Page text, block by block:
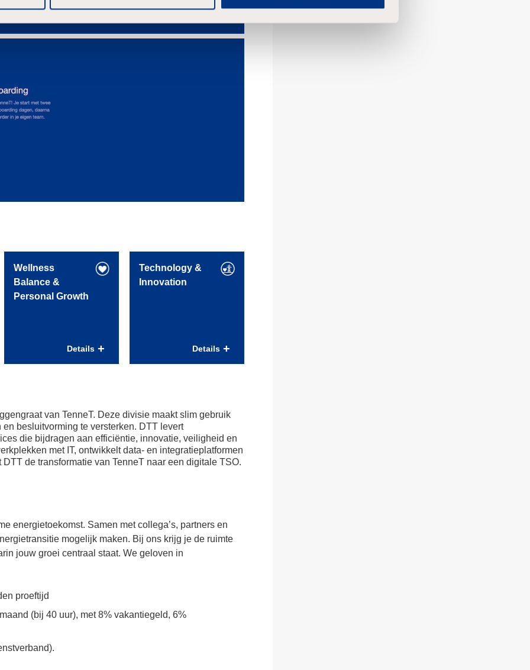
Wellness
Balance &
Personal Growth
fysiek en mentaal fit te
houden;
Fietsvergoeding;
Bijdrage van €60,-
bruto aan de premie
voor je aanvullende
ziektekostenverzekering;
Bijdrage van €40,-
Details
Technology &
Innovation
Hoofdkantoor MCE
in Arnhem gelegen aan
het groen of lunch buiten
op het terras;
Bedrijfsrestaurant
met gevarieerde en
brede keuze voor lunch
Flexibele
werkplekken op onze
kantoorlocaties met
werken of elkaar te
Details
van TenneT. Deze divisie maakt slim gebruik
besluitvorming te versterken. DTT levert
die bijdragen aan efficiëntie, innovatie, veiligheid en
met IT, ontwikkelt data- en integratieplatformen
de transformatie van TenneT naar een digitale TSO.
energietoekomst. Samen met collega’s, partners en
mogelijk maken. Bij ons krijg je de ruimte
jouw groei centraal staat. We geloven in
proeftijd
(bij 40 uur), met 8% vakantiegeld, 6%